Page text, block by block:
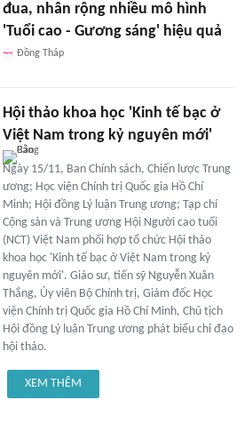
đua, nhân rộng nhiều mô hình
'Tuổi cao - Gương sáng' hiệu quả
Đồng Tháp
Hội thảo khoa học 'Kinh tế bạc ở
Việt Nam trong kỷ nguyên mới'
Ngày 15/11, Ban Chính sách, Chiến lược Trung
ương; Học viện Chính trị Quốc gia Hồ Chí
Minh; Hội đồng Lý luận Trung ương; Tạp chí
Cộng sản và Trung ương Hội Người cao tuổi
(NCT) Việt Nam phối hợp tổ chức Hội thảo
khoa học 'Kinh tế bạc ở Việt Nam trong kỷ
nguyên mới'. Giáo sư, tiến sỹ Nguyễn Xuân
Thắng, Ủy viên Bộ Chính trị, Giám đốc Học
viện Chính trị Quốc gia Hồ Chí Minh, Chủ tịch
Hội đồng Lý luận Trung ương phát biểu chỉ đạo
hội thảo.
XEM THÊM